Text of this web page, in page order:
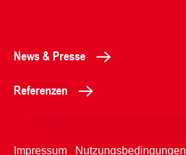
News & Presse
Referenzen
Impressum Nutzungsbedingungen